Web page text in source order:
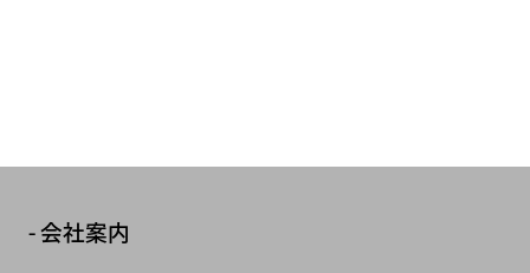
会社案内